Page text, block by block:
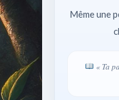
Même une
« Ta